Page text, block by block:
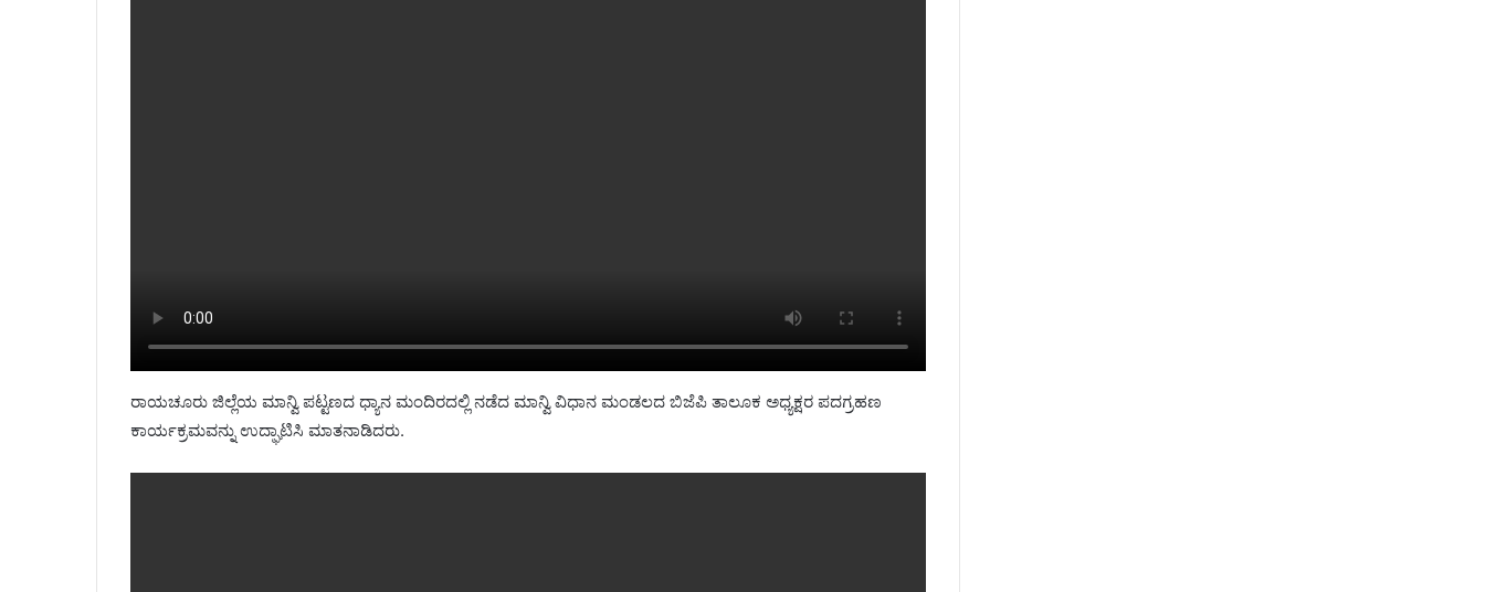
ರಾಯಚೂರು ಜಿಲ್ಲೆಯ ಮಾನ್ವಿ ಪಟ್ಟಣದ ಧ್ಯಾನ ಮಂದಿರದಲ್ಲಿ ನಡೆದ ಮಾನ್ವಿ ವಿಧಾನ ಮಂಡಲದ ಬಿಜೆಪಿ ತಾಲೂಕ ಅಧ್ಯಕ್ಷರ ಪದಗ್ರಹಣ
ಕಾರ್ಯಕ್ರಮವನ್ನು ಉದ್ಘಾಟಿಸಿ ಮಾತನಾಡಿದರು.